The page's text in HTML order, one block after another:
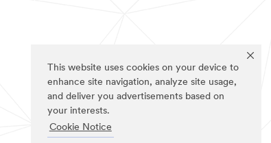
This website uses cookies on your device to
enhance site navigation, analyze site usage,
and deliver you advertisements based on
your interests.
Cookie Notice